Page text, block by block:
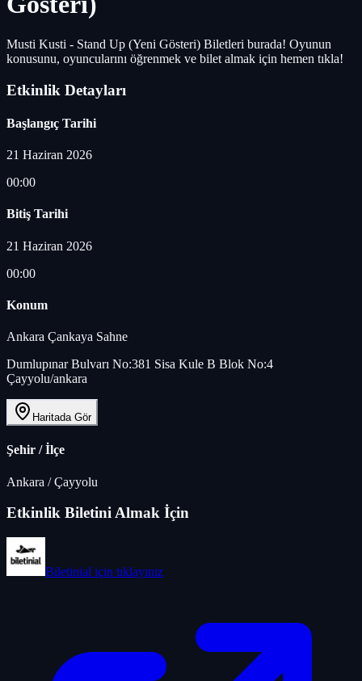
Musti Kusti - Stand Up (Yeni Gösteri) Biletleri burada! Oyunun
konusunu, oyuncularını öğrenmek ve bilet almak için hemen tıkla!
Etkinlik Detayları
Başlangıç Tarihi
21 Haziran 2026
00:00
Bitiş Tarihi
21 Haziran 2026
00:00
Konum
Ankara Çankaya Sahne
Dumlupınar Bulvarı No:381 Sisa Kule B Blok No:4
Çayyolu/ankara
Haritada Gör
Şehir / İlçe
Ankara /Çayyolu
Etkinlik Biletini Almak İçin
Biletinial için tıklayınız